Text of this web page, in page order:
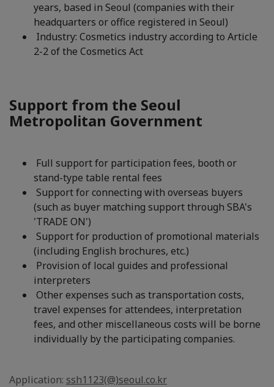
years, based in Seoul (companies with their
headquarters or office registered in Seoul)
Industry: Cosmetics industry according to Article
2-2 of the Cosmetics Act
Support from the Seoul
Metropolitan Government
Full support for participation fees, booth or
stand-type table rental fees
Support for connecting with overseas buyers
(such as buyer matching support through SBA's
'TRADE ON')
Support for production of promotional materials
(including English brochures, etc.)
Provision of local guides and professional
interpreters
Other expenses such as transportation costs,
travel expenses for attendees, interpretation
fees, and other miscellaneous costs will be borne
individually by the participating companies.
Application: ssh1123(@)seoul.co.kr